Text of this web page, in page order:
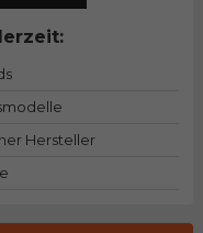
Hersteller